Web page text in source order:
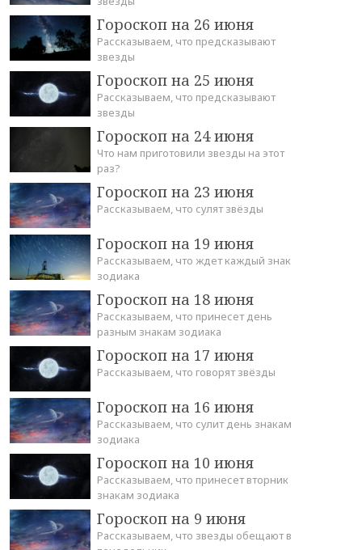
Гороскоп на 26 июня
Рассказываем, что предсказывают
звезды
Гороскоп на 25 июня
Рассказываем, что предсказывают
звезды
Гороскоп на 24 июня
Что нам приготовили звезды на этот
раз?
Гороскоп на 23 июня
Рассказываем, что сулят звёзды
Гороскоп на 19 июня
Рассказываем, что ждет каждый знак
зодиака
Гороскоп на 18 июня
Рассказываем, что принесет день
разным знакам зодиака
Гороскоп на 17 июня
Рассказываем, что говорят звёзды
Гороскоп на 16 июня
Рассказываем, что сулит день знакам
зодиака
Гороскоп на 10 июня
Рассказываем, что принесет вторник
знакам зодиака
Гороскоп на 9 июня
Рассказываем, что звезды обещают в